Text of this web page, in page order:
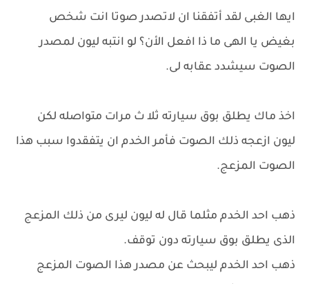
ايها الغبى لقد أتفقنا ان لاتصدر صوتا انت شخص
بغيض يا الهى ما ذا افعل الأن؟ لو انتبه ليون لمصدر
الصوت سيشدد عقابه لى.
اخذ ماك يطلق بوق سيارته ثلا ث مرات متواصله لكن
ليون ازعجه ذلك الصوت فأمر الخدم ان يتفقدوا سبب هذا
الصوت المزعج.
ذهب احد الخدم مثلما قال له ليون ليرى من ذلك المزعج
الذى يطلق بوق سيارته دون توقف.
ذهب احد الخدم ليبحث عن مصدر هذا الصوت المزعج